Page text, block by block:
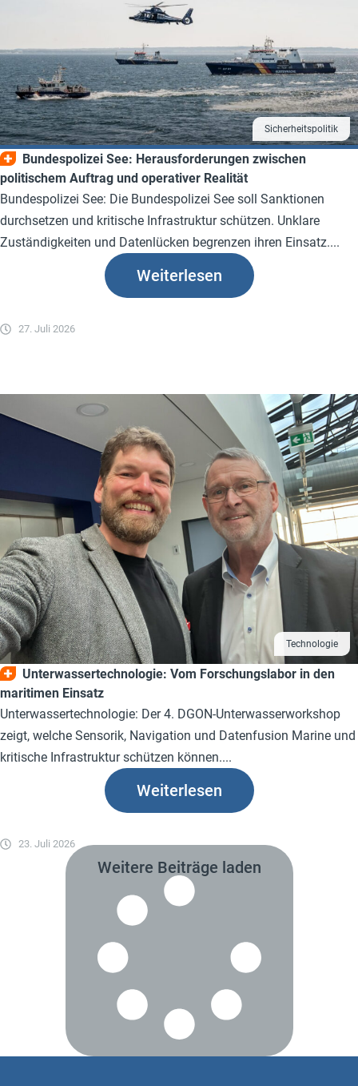
Sicherheitspolitik
Bundespolizei See: Herausforderungen zwischen
politischem Auftrag und operativer Realität
Bundespolizei See: Die Bundespolizei See soll Sanktionen
durchsetzen und kritische Infrastruktur schützen. Unklare
Zuständigkeiten und Datenlücken begrenzen ihren Einsatz....
27. Juli 2026
Weiterlesen
Technologie
Unterwassertechnologie: Vom Forschungslabor in den
maritimen Einsatz
Unterwassertechnologie: Der 4. DGON-Unterwasserworkshop
zeigt, welche Sensorik, Navigation und Datenfusion Marine und
kritische Infrastruktur schützen können....
23. Juli 2026
Weiterlesen
Weitere Beiträge laden